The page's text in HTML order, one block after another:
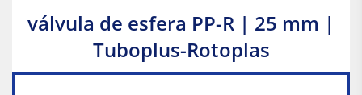
válvula de esfera PP-R | 25 mm |
Tuboplus-Rotoplas